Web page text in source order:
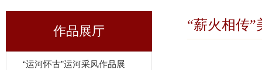
作品展厅
“运河怀古”运河采风作品展
“薪火相传